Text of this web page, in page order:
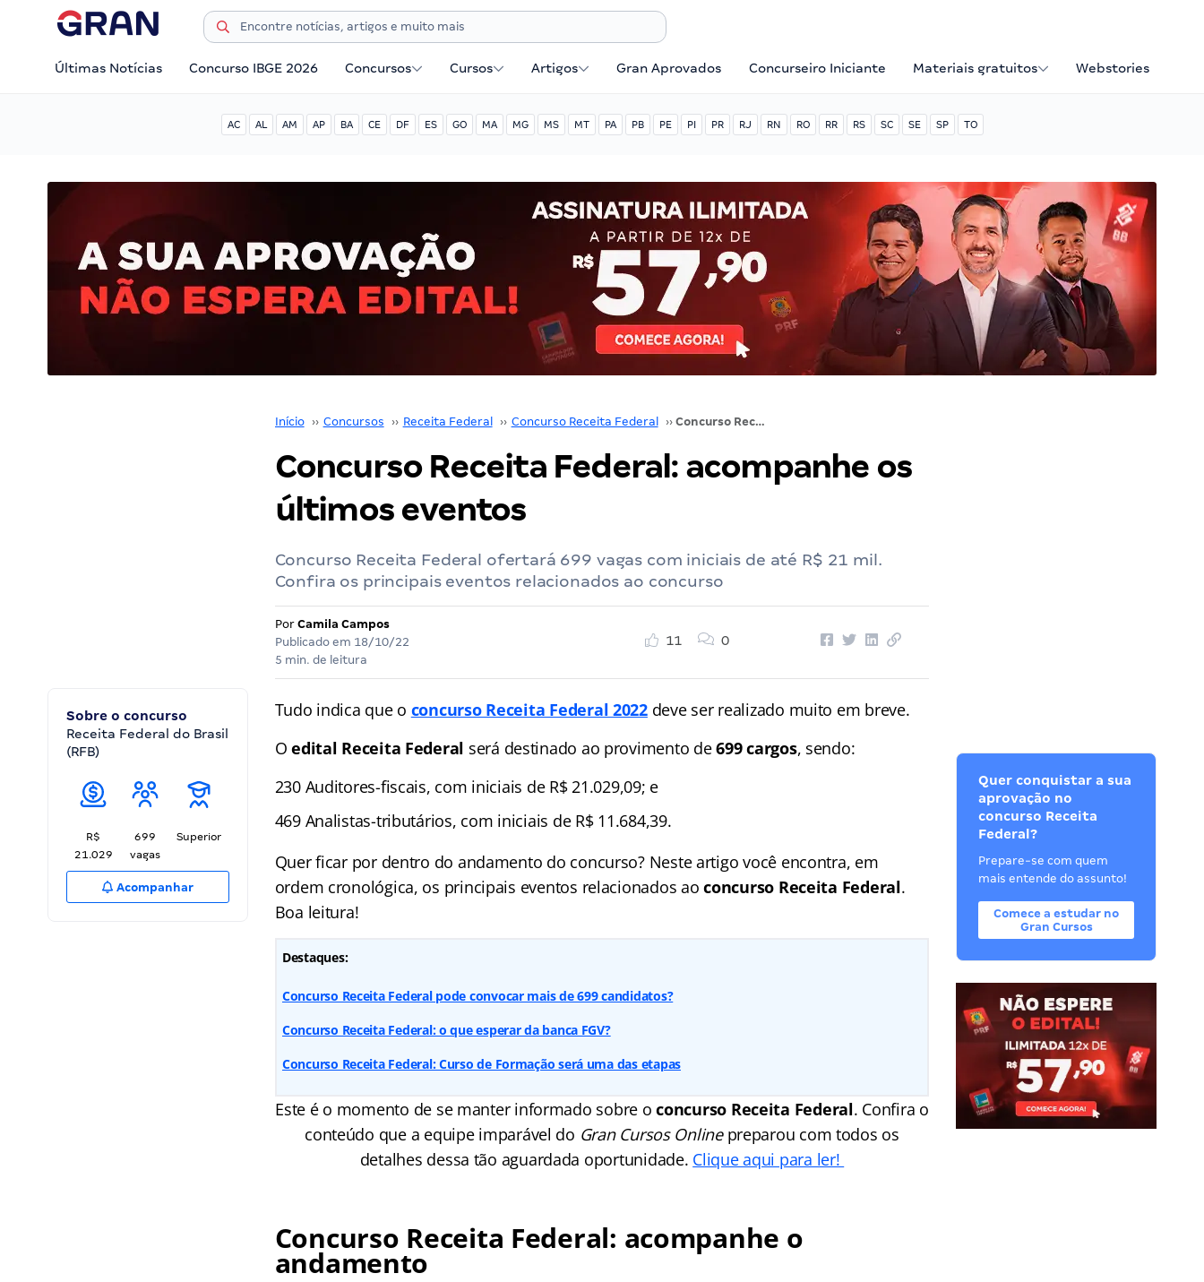
Últimas Notícias Concurso IBGE 2026 Concursos Cursos Artigos Gran Aprovados Concurseiro Iniciante Materiais gratuitos Webstories
AC AL AM AP BA CE DF ES GO MA MG MS MT PA PB PE PI PR RJ RN RO RR RS SC SE SP TO
Início ›› Concursos ›› Receita Federal ›› Concurso Receita Federal ›› Concurso Receita Federal: acompanhe os últimos eventos
Concurso Receita Federal: acompanhe os
últimos eventos
Concurso Receita Federal ofertará 699 vagas com iniciais de até R$ 21 mil.
Confira os principais eventos relacionados ao concurso
Por Camila Campos
Publicado em 18/10/22
5 min. de leitura
11 0
Sobre o concurso
Receita Federal do Brasil
(RFB)
R$
21.029
699
vagas
Superior
Acompanhar
Tudo indica que o concurso Receita Federal 2022deve ser realizado muito em breve.
Oedital Receita Federal será destinado ao provimento de699 cargos, sendo:
230 Auditores-fiscais, com iniciais de R$ 21.029,09; e
469 Analistas-tributários, com iniciais de R$ 11.684,39.
Quer ficar por dentro do andamento do concurso? Neste artigo você encontra, em
ordem cronológica, os principais eventos relacionados aoconcurso Receita Federal.
Boa leitura!
Destaques:
Concurso Receita Federal pode convocar mais de 699 candidatos?
Concurso Receita Federal: o que esperar da banca FGV?
Concurso Receita Federal: Curso de Formação será uma das etapas
Este é o momento de se manter informado sobre oconcurso Receita Federal. Confira o
conteúdo que a equipe imparável do Gran Cursos Onlinepreparou com todos os
detalhes dessa tão aguardada oportunidade. Clique aqui para ler!
Concurso Receita Federal: acompanhe o
andamento
Quer conquistar a sua
aprovação no
concurso Receita
Federal?
Prepare-se com quem
mais entende do assunto!
Comece a estudar no
Gran Cursos